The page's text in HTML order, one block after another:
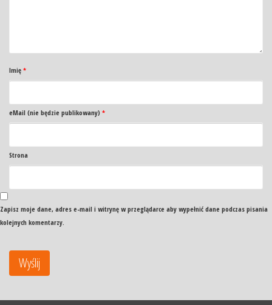
Imię *
eMail (nie będzie publikowany) *
Strona
Zapisz moje dane, adres e-mail i witrynę w przeglądarce aby wypełnić dane podczas pisania
kolejnych komentarzy.